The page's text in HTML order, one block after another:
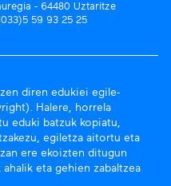
- 64480 Uztaritze
59 93 25 25
diren edukiei egile-
Halere, horrela
eduki batzuk kopiatu,
egiletza aitortu eta
ere ekoizten ditugun
eta gehien zabaltzea